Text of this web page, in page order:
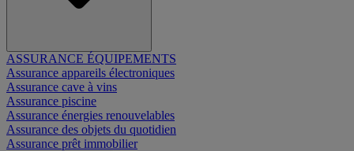
ASSURANCE ÉQUIPEMENTS
Assurance appareils électroniques
Assurance cave à vins
Assurance piscine
Assurance énergies renouvelables
Assurance des objets du quotidien
Assurance prêt immobilier